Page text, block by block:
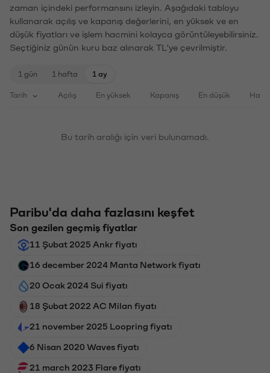
zaman içindeki performansını izleyin. Aşağıdaki tabloyu
kullanarak açılış ve kapanış değerlerini, en yüksek ve en
düşük fiyatları ve işlem hacmini kolayca görüntüleyebilirsiniz.
Seçtiğiniz günün kuru baz alınarak TL'ye çevrilmiştir.
1 gün 1 hafta 1 ay
Tarih Açılış En yüksek Kapanış En düşük
Bu tarih aralığı için veri bulunamadı.
Paribu'da daha fazlasını keşfet
Son gezilen geçmiş fiyatlar
11 Şubat 2025 Ankr fiyatı
16 december 2024 Manta Network fiyatı
20 Ocak 2024 Sui fiyatı
18 Şubat 2022 AC Milan fiyatı
21 november 2025 Loopring fiyatı
6 Nisan 2020 Waves fiyatı
21 march 2023 Flare fiyatı